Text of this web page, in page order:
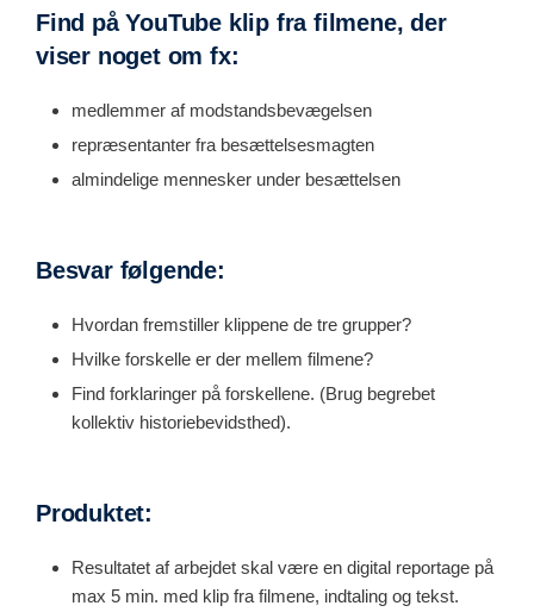
Find på YouTube klip fra filmene, der
viser noget om fx:
medlemmer af modstandsbevægelsen
repræsentanter fra besættelsesmagten
almindelige mennesker under besættelsen
Besvar følgende:
Hvordan fremstiller klippene de tre grupper?
Hvilke forskelle er der mellem filmene?
Find forklaringer på forskellene. (Brug begrebet
kollektiv historiebevidsthed).
Produktet:
Resultatet af arbejdet skal være en digital reportage på
max 5 min. med klip fra filmene, indtaling og tekst.